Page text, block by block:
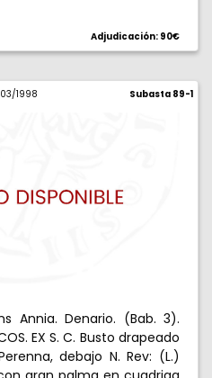
Adjudicación: 90€
1998 Subasta 89-1
Annia. Denario. (Bab. 3).
EX S. C. Busto drapeado
debajo N. Rev: (L.)